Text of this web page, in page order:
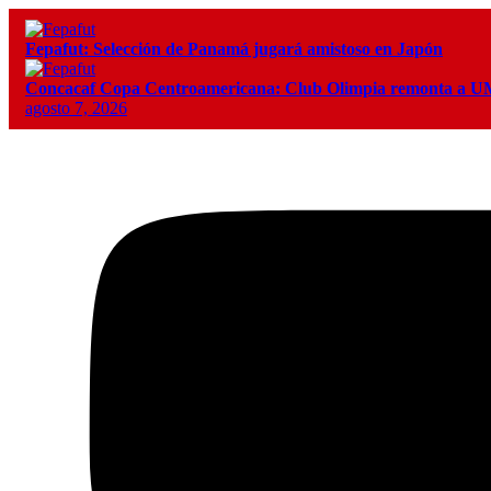
Fepafut: Selección de Panamá jugará amistoso en Japón
Concacaf Copa Centroamericana: Club Olimpia remonta a
agosto 7, 2026